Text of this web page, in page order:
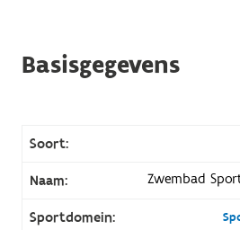
Basisgegevens
Soort:
Naam: Zwembad
Sportdomein: